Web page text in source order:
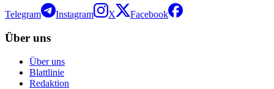
Telegram Instagram X Facebook
Über uns
Über uns
Blattlinie
Redaktion